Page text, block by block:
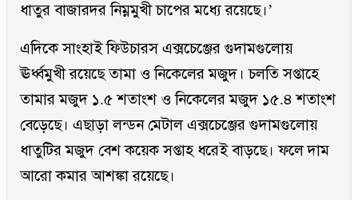
ধাতুর বাজারদর নিম্নমুখী চাপের মধ্যে রয়েছে।’
এদিকে সাংহাই ফিউচারস এক্সচেঞ্জের গুদামগুলোয়
ঊর্ধ্বমুখী রয়েছে তামা ও নিকেলের মজুদ। চলতি সপ্তাহে
তামার মজুদ ১.৫ শতাংশ ও নিকেলের মজুদ ১৫.৪ শতাংশ
বেড়েছে। এছাড়া লন্ডন মেটাল এক্সচেঞ্জের গুদামগুলোয়
ধাতুটির মজুদ বেশ কয়েক সপ্তাহ ধরেই বাড়ছে। ফলে দাম
আরো কমার আশঙ্কা রয়েছে।